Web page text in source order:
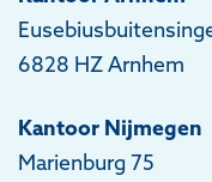
6828 HZ Arnhem
Kantoor Nijmegen
Marienburg 75